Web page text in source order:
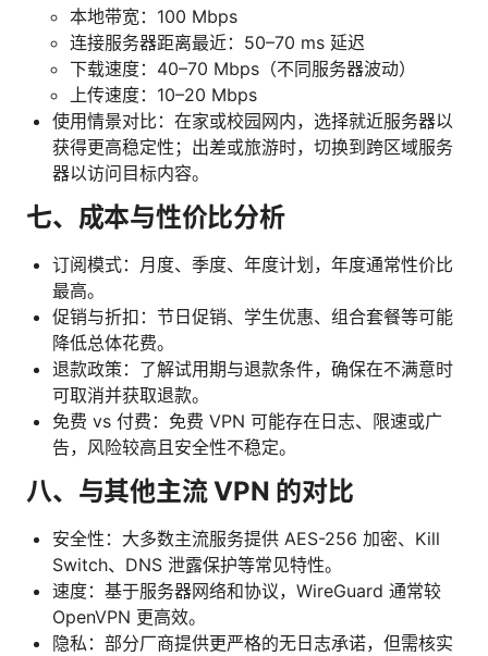
本地带宽：100 Mbps
连接服务器距离最近：50–70 ms 延迟
下载速度：40–70 Mbps（不同服务器波动）
上传速度：10–20 Mbps
使用情景对比：在家或校园网内，选择就近服务器以
获得更高稳定性；出差或旅游时，切换到跨区域服务
器以访问目标内容。
七、成本与性价比分析
订阅模式：月度、季度、年度计划，年度通常性价比
最高。
促销与折扣：节日促销、学生优惠、组合套餐等可能
降低总体花费。
退款政策：了解试用期与退款条件，确保在不满意时
可取消并获取退款。
免费 vs 付费：免费 VPN 可能存在日志、限速或广
告，风险较高且安全性不稳定。
八、与其他主流 VPN 的对比
安全性：大多数主流服务提供 AES-256 加密、Kill
Switch、DNS 泄露保护等常见特性。
速度：基于服务器网络和协议，WireGuard 通常较
OpenVPN 更高效。
隐私：部分厂商提供更严格的无日志承诺，但需核实